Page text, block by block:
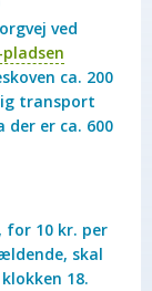
ved
pladsen
ca. 200
transport
der er ca. 600
for 10 kr. per
skal
18.